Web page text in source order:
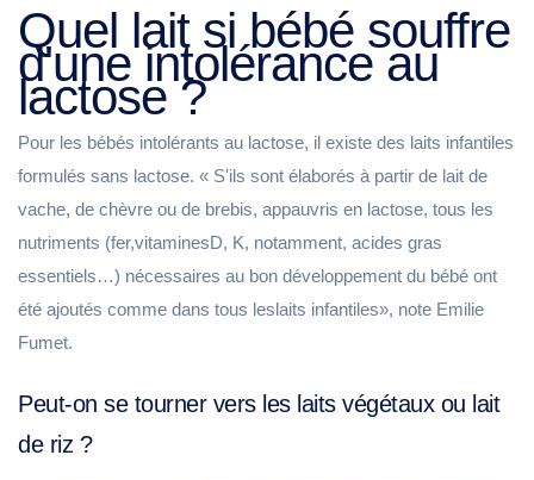
Quel lait si bébé souffre
d'une intolérance au
lactose ?
Pour les bébés intolérants au lactose, il existe des laits infantiles
formulés sans lactose. « S'ils sont élaborés à partir de lait de
vache, de chèvre ou de brebis, appauvris en lactose, tous les
nutriments (fer,vitaminesD, K, notamment, acides gras
essentiels…) nécessaires au bon développement du bébé ont
été ajoutés comme dans tous leslaits infantiles», note Emilie
Fumet.
Peut-on se tourner vers les laits végétaux ou lait
de riz ?